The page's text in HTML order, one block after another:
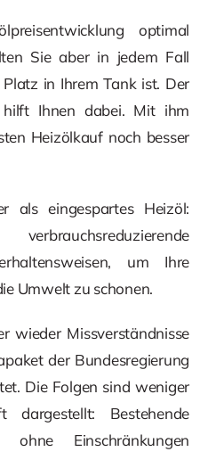
optimal
Sie aber in jedem Fall
in Ihrem Tank ist. Der
Ihnen dabei. Mit ihm
Heizölkauf noch besser
als eingespartes Heizöl:
um Ihre
Umwelt zu schonen.
wieder Missverständnisse
der Bundesregierung
Die Folgen sind weniger
dargestellt: Bestehende
ohne Einschränkungen